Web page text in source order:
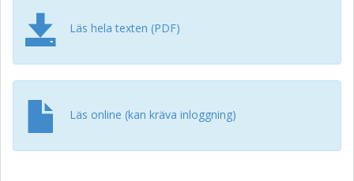
Läs hela texten (PDF)
Läs online (kan kräva inloggning)